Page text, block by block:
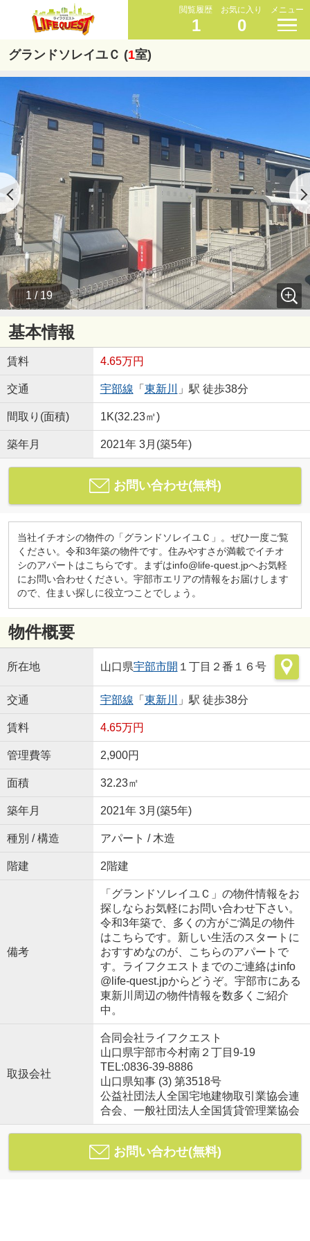
閲覧履歴
1
お気に入り
0
メニュー
グランドソレイユＣ (1室)
1 / 19
基本情報
賃料 4.65万円
交通 宇部線 「 東新川 」駅 徒歩38分
間取り(面積) 1K(32.23㎡)
築年月 2021年 3月(築5年)
お問い合わせ(無料)
当社イチオシの物件の「グランドソレイユＣ」。ぜひ一度ご覧
ください。令和3年築の物件です。住みやすさが満載でイチオ
シのアパートはこちらです。まずはinfo@life-quest.jpへお気軽
にお問い合わせください。宇部市エリアの情報をお届けします
ので、住まい探しに役立つことでしょう。
物件概要
所在地 山口県宇部市開 １丁目２番１６号
交通 宇部線 「 東新川 」駅 徒歩38分
賃料 4.65万円
管理費等 2,900円
面積 32.23㎡
築年月 2021年 3月(築5年)
種別 / 構造 アパート / 木造
階建 2階建
備考
「グランドソレイユＣ」の物件情報をお
探しならお気軽にお問い合わせ下さい。
令和3年築で、多くの方がご満足の物件
はこちらです。新しい生活のスタートに
おすすめなのが、こちらのアパートで
す。ライフクエストまでのご連絡はinfo
@life-quest.jpからどうぞ。宇部市にある
東新川周辺の物件情報を数多くご紹介
中。
取扱会社
合同会社ライフクエスト
山口県宇部市今村南２丁目9-19
TEL:0836-39-8886
山口県知事 (3) 第3518号
公益社団法人全国宅地建物取引業協会連
合会、一般社団法人全国賃貸管理業協会
お問い合わせ(無料)